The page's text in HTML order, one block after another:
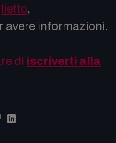
,
avere informazioni.
di iscriverti alla